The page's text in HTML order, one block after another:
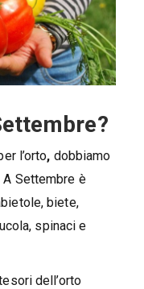
l’orto, dobbiamo
Settembre è
biete,
spinaci e
dell’orto